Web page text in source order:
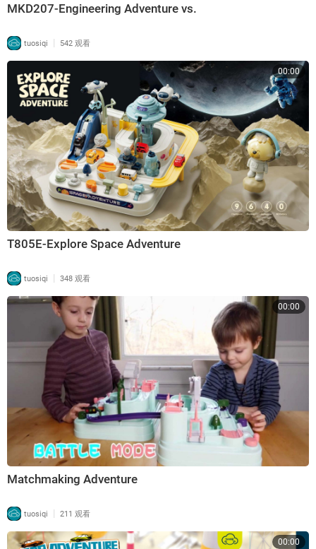
MKD207-Engineering Adventure vs.
tuosiqi | 542 观看
00:00
T805E-Explore Space Adventure
tuosiqi | 348 观看
00:00
Matchmaking Adventure
tuosiqi | 211 观看
00:00